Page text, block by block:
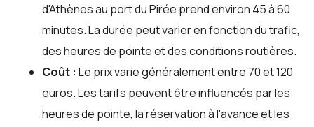
d'Athènes au port du Pirée prend environ 45 à 60
minutes. La durée peut varier en fonction du trafic,
des heures de pointe et des conditions routières.
Coût : Le prix varie généralement entre 70 et 120
euros. Les tarifs peuvent être influencés par les
heures de pointe, la réservation à l'avance et les